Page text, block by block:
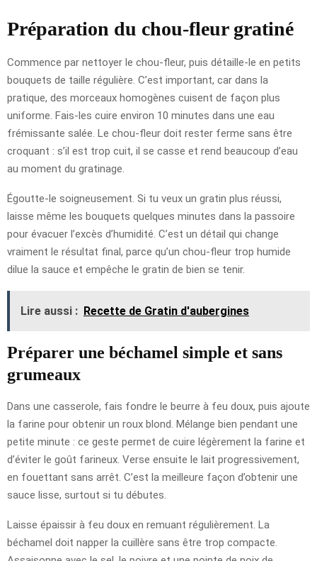
Préparation du chou-fleur gratiné
Commence par nettoyer le chou-fleur, puis détaille-le en petits
bouquets de taille régulière. C’est important, car dans la
pratique, des morceaux homogènes cuisent de façon plus
uniforme. Fais-les cuire environ 10 minutes dans une eau
frémissante salée. Le chou-fleur doit rester ferme sans être
croquant : s’il est trop cuit, il se casse et rend beaucoup d’eau
au moment du gratinage.
Égoutte-le soigneusement. Si tu veux un gratin plus réussi,
laisse même les bouquets quelques minutes dans la passoire
pour évacuer l’excès d’humidité. C’est un détail qui change
vraiment le résultat final, parce qu’un chou-fleur trop humide
dilue la sauce et empêche le gratin de bien se tenir.
Lire aussi : Recette de Gratin d'aubergines
Préparer une béchamel simple et sans
grumeaux
Dans une casserole, fais fondre le beurre à feu doux, puis ajoute
la farine pour obtenir un roux blond. Mélange bien pendant une
petite minute : ce geste permet de cuire légèrement la farine et
d’éviter le goût farineux. Verse ensuite le lait progressivement,
en fouettant sans arrêt. C’est la meilleure façon d’obtenir une
sauce lisse, surtout si tu débutes.
Laisse épaissir à feu doux en remuant régulièrement. La
béchamel doit napper la cuillère sans être trop compacte.